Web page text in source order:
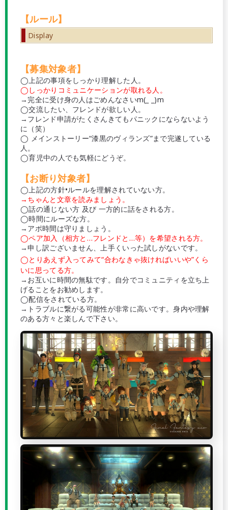
【ルール】
Display
【募集対象者】
◯上記の事項をしっかり理解した人。
◯しっかりコミュニケーションが取れる人。
→完全に受け身の人はごめんなさいm(_ _)m
◯交流したい、フレンドが欲しい人。
→フレンド申請がたくさんきてもパニックにならないよう
に（笑）
◯ メインストーリー“漆黒のヴィランズ”まで完遂している
人。
◯育児中の人でも気軽にどうぞ。
【お断り対象者】
◯上記の方針•ルールを理解されていない方。
→ちゃんと文章を読みましょう。
◯話の通じない方 及び 一方的に話をされる方。
◯時間にルーズな方。
→アポ時間は守りましょう。
◯ペア加入（相方と…フレンドと…等）を希望される方。
→申し訳ございません、上手くいった試しがないです。
◯とりあえず入ってみて“合わなきゃ抜ければいいや”くら
いに思ってる方。
→お互いに時間の無駄です。自分でコミュニティを立ち上
げることをお勧めします。
◯配信をされている方。
→トラブルに繋がる可能性が非常に高いです。身内や理解
のある方々と楽しんで下さい。